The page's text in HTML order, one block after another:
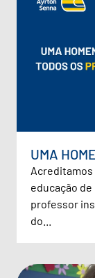
UMA
Acreditamos
educação
professor
do...